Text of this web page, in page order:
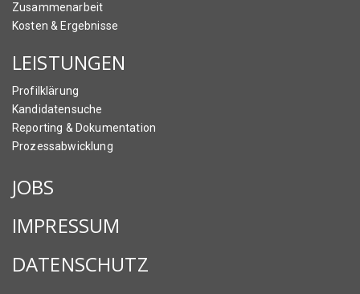
Zusammenarbeit
Kosten & Ergebnisse
LEISTUNGEN
Profilklärung
Kandidatensuche
Reporting & Dokumentation
Prozessabwicklung
JOBS
IMPRESSUM
DATENSCHUTZ